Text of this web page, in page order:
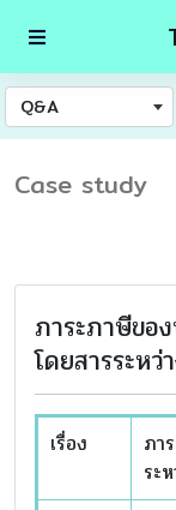
Q&A
Case study
ภาระภาษีขอ
โดยสารระหว่
เรื่อง
ภา
ระ